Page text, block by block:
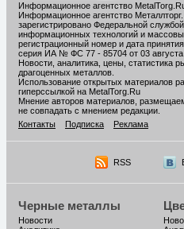
Информационное агентство
Информационное агентство
зарегистрировано Федеральной
информационных технологий и
регистрационный номер и дата
серия ИА № ФС 77 - 85704 от 03 августа
Новости, аналитика, цены, статистика
драгоценных металлов.
Использование открытых материалов
гиперссылкой на MetalTorg.Ru
Мнение авторов материалов,
не совпадать с мнением редакции.
Контакты
Подписка Реклама
RSS
Черные металлы
Новости